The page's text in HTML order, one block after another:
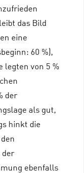
das Bild
eine
60 %),
legten von 5 %
der
als gut,
hinkt die
der
ebenfalls